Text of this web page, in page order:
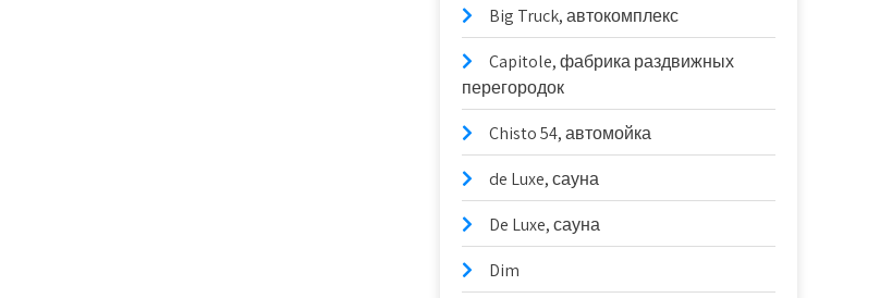
Big Truck, автокомплекс
Capitole, фабрика раздвижных
перегородок
Chisto 54, автомойка
de Luxe, сауна
De Luxe, сауна
Dim